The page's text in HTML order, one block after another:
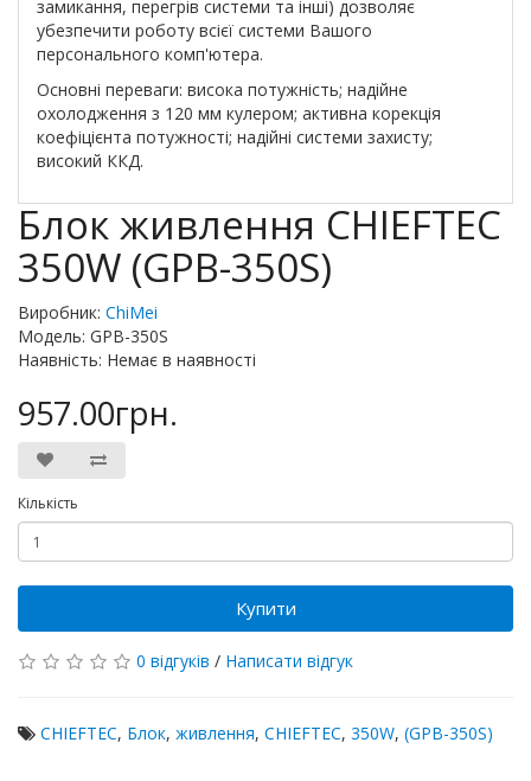
замикання, перегрів системи та інші) дозволяє
убезпечити роботу всієї системи Вашого
персонального комп'ютера.
Основні переваги: висока потужність; надійне
охолодження з 120 мм кулером; активна корекція
коефіцієнта потужності; надійні системи захисту;
високий ККД.
Блок живлення CHIEFTEC
350W (GPB-350S)
Виробник: ChiMei
Модель: GPB-350S
Наявність: Немає в наявності
957.00грн.
Кількість
Купити
0 відгуків / Написати відгук
CHIEFTEC, Блок, живлення, CHIEFTEC, 350W, (GPB-350S)